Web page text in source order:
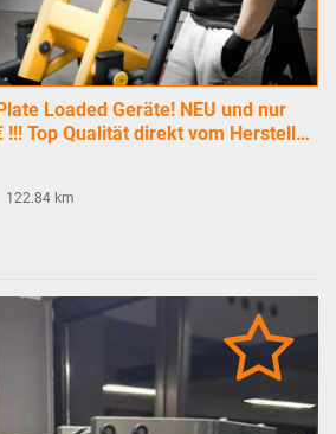
Loaded Geräte! NEU und nur
!!! Top Qualität direkt vom Herstell…
122.84 km